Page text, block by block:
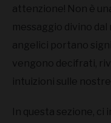
attenzione! Non è
messaggio divino
angelici portano
vengono decifrati,
intuizioni sulle
In questa sezione, ci